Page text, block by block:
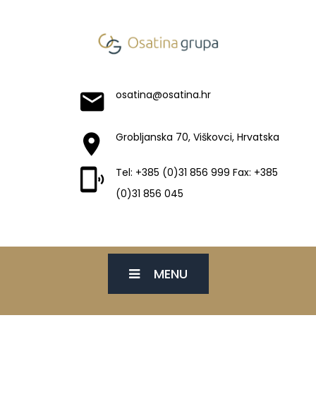
osatina@osatina.hr
Grobljanska 70, Viškovci, Hrvatska
Tel: +385 (0)31 856 999 Fax: +385
(0)31 856 045
MENU